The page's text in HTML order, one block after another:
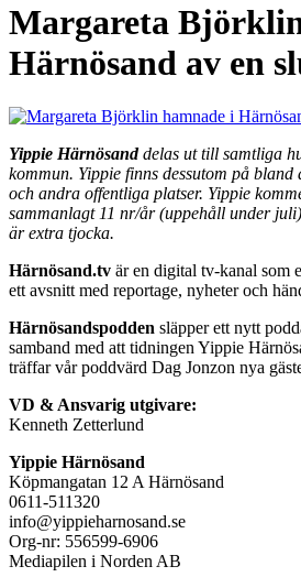
Margareta
Härnösand av en
Yippie Härnösanddelas ut till samtliga
kommun. Yippie finns dessutom på bland
och andra offentliga platser. Yippie
sammanlagt 11 nr/år (uppehåll under
är extra tjocka.
Härnösand.tv är en digital tv-kanal som
ett avsnitt med reportage, nyheter och
Härnösandspodden släpper ett nytt
samband med att tidningen Yippie
träffar vår poddvärd Dag Jonzon nya
VD & Ansvarig utgivare:
Kenneth Zetterlund
Yippie Härnösand
Köpmangatan 12 A Härnösand
0611-511320
info@yippieharnosand.se
Org-nr: 556599-6906
Mediapilen i Norden AB